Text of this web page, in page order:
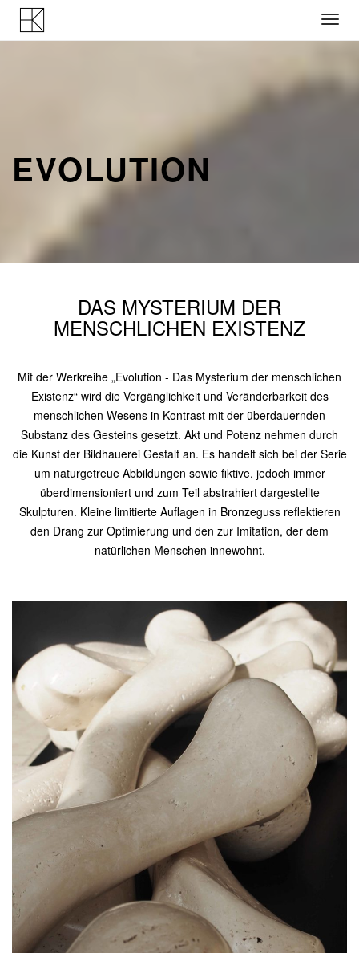
Skip
EVOLUTION
DAS MYSTERIUM DER
MENSCHLICHEN EXISTENZ
Mit der Werkreihe „Evolution - Das Mysterium der menschlichen
Existenz“ wird die Vergänglichkeit und Veränderbarkeit des
menschlichen Wesens in Kontrast mit der überdauernden
Substanz des Gesteins gesetzt. Akt und Potenz nehmen durch
die Kunst der Bildhauerei Gestalt an. Es handelt sich bei der Serie
um naturgetreue Abbildungen sowie fiktive, jedoch immer
überdimensioniert und zum Teil abstrahiert dargestellte
Skulpturen. Kleine limitierte Auflagen in Bronzeguss reflektieren
den Drang zur Optimierung und den zur Imitation, der dem
natürlichen Menschen innewohnt.